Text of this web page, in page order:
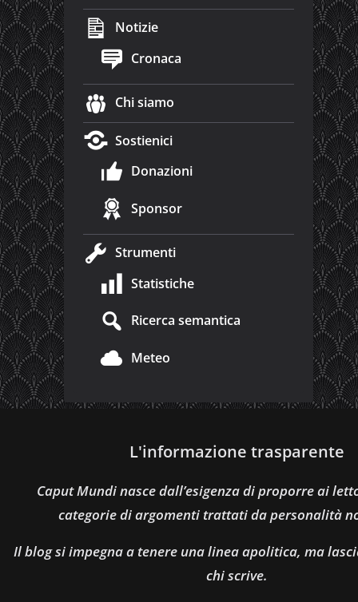
Notizie
Cronaca
Chi siamo
Sostienici
Donazioni
Sponsor
Strumenti
Statistiche
Ricerca semantica
Meteo
L'informazione trasparente
Caput Mundi nasce dall’esigenza di proporre ai
categorie di argomenti trattati da personalità
Il blog si impegna a tenere una linea apolitica, ma
chi scrive.